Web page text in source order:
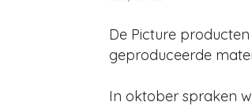
De Picture
geproduceerde
In oktober spraken